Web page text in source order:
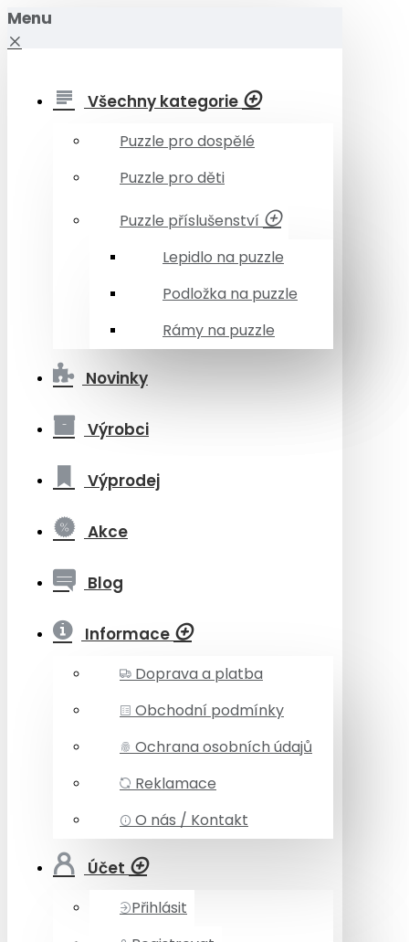
Menu
Všechny kategorie
Puzzle pro dospělé
Puzzle pro děti
Puzzle příslušenství
Lepidlo na puzzle
Podložka na puzzle
Rámy na puzzle
Novinky
Výrobci
Výprodej
Akce
Blog
Informace
Doprava a platba
Obchodní podmínky
Ochrana osobních údajů
Reklamace
O nás / Kontakt
Účet
Přihlásit